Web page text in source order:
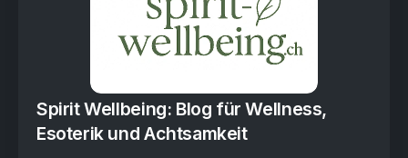
Spirit Wellbeing: Blog für Wellness,
Esoterik und Achtsamkeit